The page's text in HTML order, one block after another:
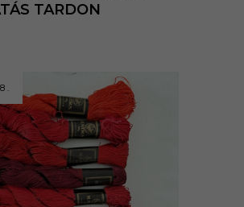
TARDON